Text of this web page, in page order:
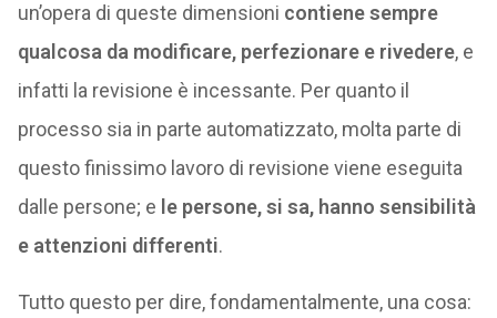
un’opera di queste dimensioni contiene sempre
qualcosa da modificare, perfezionare e rivedere, e
infatti la revisione è incessante. Per quanto il
processo sia in parte automatizzato, molta parte di
questo finissimo lavoro di revisione viene eseguita
dalle persone; e le persone, si sa, hanno sensibilità
e attenzioni differenti.
Tutto questo per dire, fondamentalmente, una cosa: